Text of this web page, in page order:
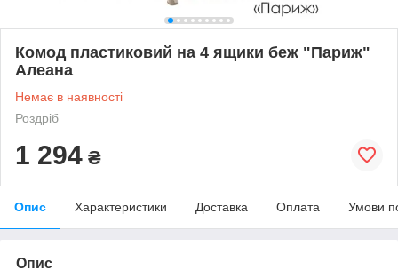
Комод пластиковий на 4 ящики беж "Париж"
Алеана
Немає в наявності
Роздріб
1 294 ₴
Опис Характеристики Доставка Оплата Умови
Опис